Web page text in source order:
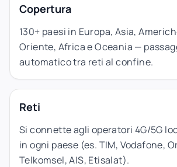
Copertura
130+ paesi in Europa, Asia,
Oriente, Africa e Oceania —
automatico tra reti al confine.
Reti
Si connette agli operatori 4G/5G
in ogni paese (es. TIM, Vodafone,
Telkomsel, AIS, Etisalat).